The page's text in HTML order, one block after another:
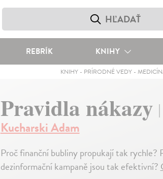
REBRÍK KNIHY
KNIHY - PRÍRODNÉ VEDY -
Pravidla nákazy
Kucharski Adam
Proč finanční bubliny propukají tak rychle?
dezinformační kampaně jsou tak efektivní?